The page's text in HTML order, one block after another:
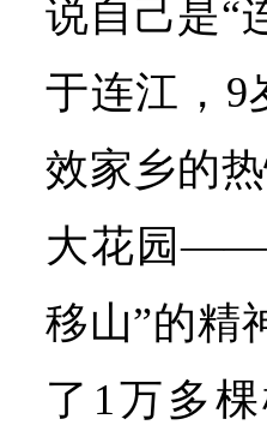
说自己是“
于连江，9
效家乡的
大花园——
移山”的精
了1万多